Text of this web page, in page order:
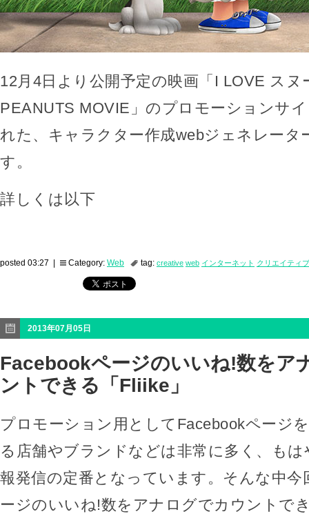
12月4日より公開予定の映画「I LOVE スヌ
PEANUTS MOVIE」のプロモーションサ
れた、キャラクター作成webジェネレータ
す。
詳しくは以下
posted 03:27 | Category: Web tag: creative web インターネット クリエイティブ
2013年07月05日
Facebookページのいいね!数をア
ントできる「Fliike」
プロモーション用としてFacebookページ
る店舗やブランドなどは非常に多く、も
報発信の定番となっています。そんな中今
ージのいいね!数をアナログでカウントで